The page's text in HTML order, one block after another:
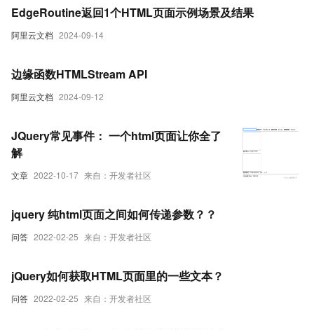
阿里云文档 2024-09-14
EdgeRoutine返回1个HTML页面示例场景及结果
阿里云文档 2024-09-12
边缘函数HTMLStream API
文章 2022-10-17 来自：开发者社区
JQuery常见事件： 一个html页面让你全了
解
问答 2022-02-25 来自：开发者社区
jquery 纯html页面之间如何传递参数？？
问答 2022-02-25 来自：开发者社区
jQuery如何获取HTML页面里的一些文本？